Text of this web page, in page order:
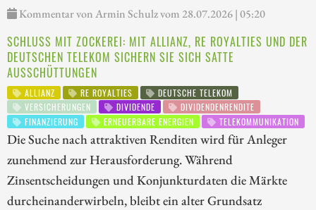
Kommentar von Armin Schulz vom 28.07.2026 | 05:20
SCHLUSS MIT ZOCKEREI: MIT ALLIANZ, RE ROYALTIES UND DER
DEUTSCHEN TELEKOM SICHERN SIE SICH SATTE
AUSSCHÜTTUNGEN
ALLIANZ RE ROYALTIES
DEUTSCHE TELEKOM
VERSICHERUNGEN
DIVIDENDE
DIVIDENDENRENDITE
FINANZIERUNG
ERNEUERBARE ENERGIEN TELEKOMMUNIKATION
Die Suche nach attraktiven Renditen wird für Anleger
zunehmend zur Herausforderung. Während
Zinsentscheidungen und Konjunkturdaten die Märkte
durcheinanderwirbeln, bleibt ein alter Grundsatz